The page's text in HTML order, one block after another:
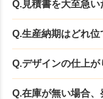
Q.見積書を大至急い
Q.生産納期はどれ位
Q.デザインの仕上
Q.在庫が無い場合